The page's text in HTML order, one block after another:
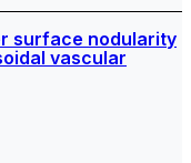
surface nodularity
vascular